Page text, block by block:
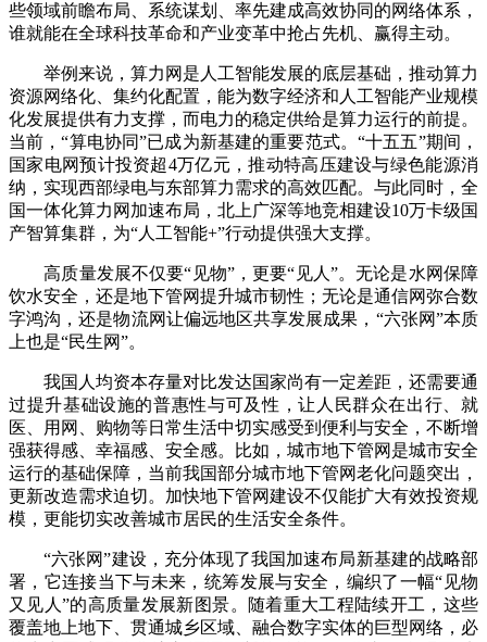
些领域前瞻布局、系统谋划、率先建成高效协同的网络体系，
谁就能在全球科技革命和产业变革中抢占先机、赢得主动。
举例来说，算力网是人工智能发展的底层基础，推动算力
资源网络化、集约化配置，能为数字经济和人工智能产业规模
化发展提供有力支撑，而电力的稳定供给是算力运行的前提。
当前，“算电协同”已成为新基建的重要范式。“十五五”期间，
国家电网预计投资超4万亿元，推动特高压建设与绿色能源消
纳，实现西部绿电与东部算力需求的高效匹配。与此同时，全
国一体化算力网加速布局，北上广深等地竞相建设10万卡级国
产智算集群，为“人工智能+”行动提供强大支撑。
高质量发展不仅要“见物”，更要“见人”。无论是水网保障
饮水安全，还是地下管网提升城市韧性；无论是通信网弥合数
字鸿沟，还是物流网让偏远地区共享发展成果，“六张网”本质
上也是“民生网”。
我国人均资本存量对比发达国家尚有一定差距，还需要通
过提升基础设施的普惠性与可及性，让人民群众在出行、就
医、用网、购物等日常生活中切实感受到便利与安全，不断增
强获得感、幸福感、安全感。比如，城市地下管网是城市安全
运行的基础保障，当前我国部分城市地下管网老化问题突出，
更新改造需求迫切。加快地下管网建设不仅能扩大有效投资规
模，更能切实改善城市居民的生活安全条件。
“六张网”建设，充分体现了我国加速布局新基建的战略部
署，它连接当下与未来，统筹发展与安全，编织了一幅“见物
又见人”的高质量发展新图景。随着重大工程陆续开工，这些
覆盖地上地下、贯通城乡区域、融合数字实体的巨型网络，必